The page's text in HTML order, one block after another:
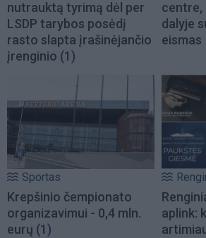
nutrauktą tyrimą dėl per
LSDP tarybos posėdį
rasto slapta įrašinėjančio
įrenginio (1)
centre,
dalyje
eismas
Sportas
Krepšinio čempionato
organizavimui - 0,4 mln.
eurų (1)
aplink: